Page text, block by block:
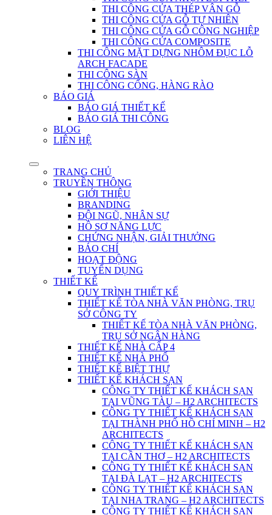
THI CÔNG CỬA THÉP VÂN GỖ
THI CÔNG CỬA GỖ TỰ NHIÊN
THI CÔNG CỬA GỖ CÔNG NGHIỆP
THI CÔNG CỬA COMPOSITE
THI CÔNG MẶT DỰNG NHÔM ĐỤC LỖ
ARCH FACADE
THI CÔNG SÀN
THI CÔNG CỔNG, HÀNG RÀO
BÁO GIÁ
BÁO GIÁ THIẾT KẾ
BÁO GIÁ THI CÔNG
BLOG
LIÊN HỆ
TRANG CHỦ
TRUYỀN THÔNG
GIỚI THIỆU
BRANDING
ĐỘI NGŨ, NHÂN SỰ
HỒ SƠ NĂNG LỰC
CHỨNG NHẬN, GIẢI THƯỞNG
BÁO CHÍ
HOẠT ĐỘNG
TUYỂN DỤNG
THIẾT KẾ
QUY TRÌNH THIẾT KẾ
THIẾT KẾ TÒA NHÀ VĂN PHÒNG, TRỤ
SỞ CÔNG TY
THIẾT KẾ TÒA NHÀ VĂN PHÒNG,
TRỤ SỞ NGÂN HÀNG
THIẾT KẾ NHÀ CẤP 4
THIẾT KẾ NHÀ PHỐ
THIẾT KẾ BIỆT THỰ
THIẾT KẾ KHÁCH SẠN
CÔNG TY THIẾT KẾ KHÁCH SẠN
TẠI VŨNG TÀU – H2 ARCHITECTS
CÔNG TY THIẾT KẾ KHÁCH SẠN
TẠI THÀNH PHỐ HỒ CHÍ MINH – H2
ARCHITECTS
CÔNG TY THIẾT KẾ KHÁCH SẠN
TẠI CẦN THƠ – H2 ARCHITECTS
CÔNG TY THIẾT KẾ KHÁCH SẠN
TẠI ĐÀ LẠT – H2 ARCHITECTS
CÔNG TY THIẾT KẾ KHÁCH SẠN
TẠI NHA TRANG – H2 ARCHITECTS
CÔNG TY THIẾT KẾ KHÁCH SẠN